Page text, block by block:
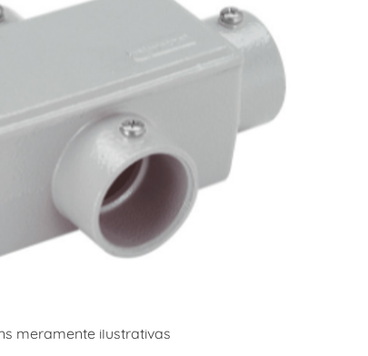
meramente ilustrativas